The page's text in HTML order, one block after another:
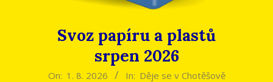
Svoz papíru a plastů
srpen 2026
2026-
On: 1. 8. 2026 In: Děje se v Chotěšově